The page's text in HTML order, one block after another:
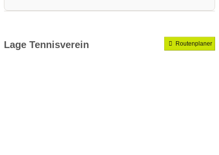
Lage Tennisverein Routenplaner